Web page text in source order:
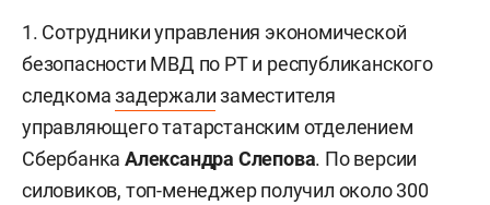
1. Сотрудники управления экономической
безопасности МВД по РТ и республиканского
следкомазадержализаместителя
управляющего татарстанским отделением
СбербанкаАлександра Слепова. По версии
силовиков, топ-менеджер получил около 300